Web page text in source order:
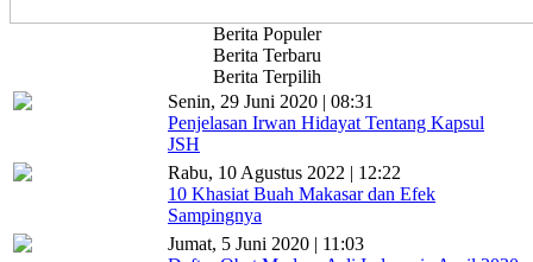
Berita Populer
Berita Terbaru
Berita Terpilih
Senin, 29 Juni 2020 | 08:31
Penjelasan Irwan Hidayat Tentang Kapsul
JSH
Rabu, 10 Agustus 2022 | 12:22
10 Khasiat Buah Makasar dan Efek
Sampingnya
Jumat, 5 Juni 2020 | 11:03